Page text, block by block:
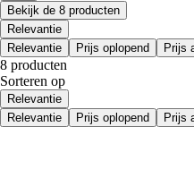
Bekijk de 8 producten
Relevantie
Relevantie
Prijs oplopend Prijs
8 producten
Sorteren op
Relevantie
Relevantie
Prijs oplopend Prijs